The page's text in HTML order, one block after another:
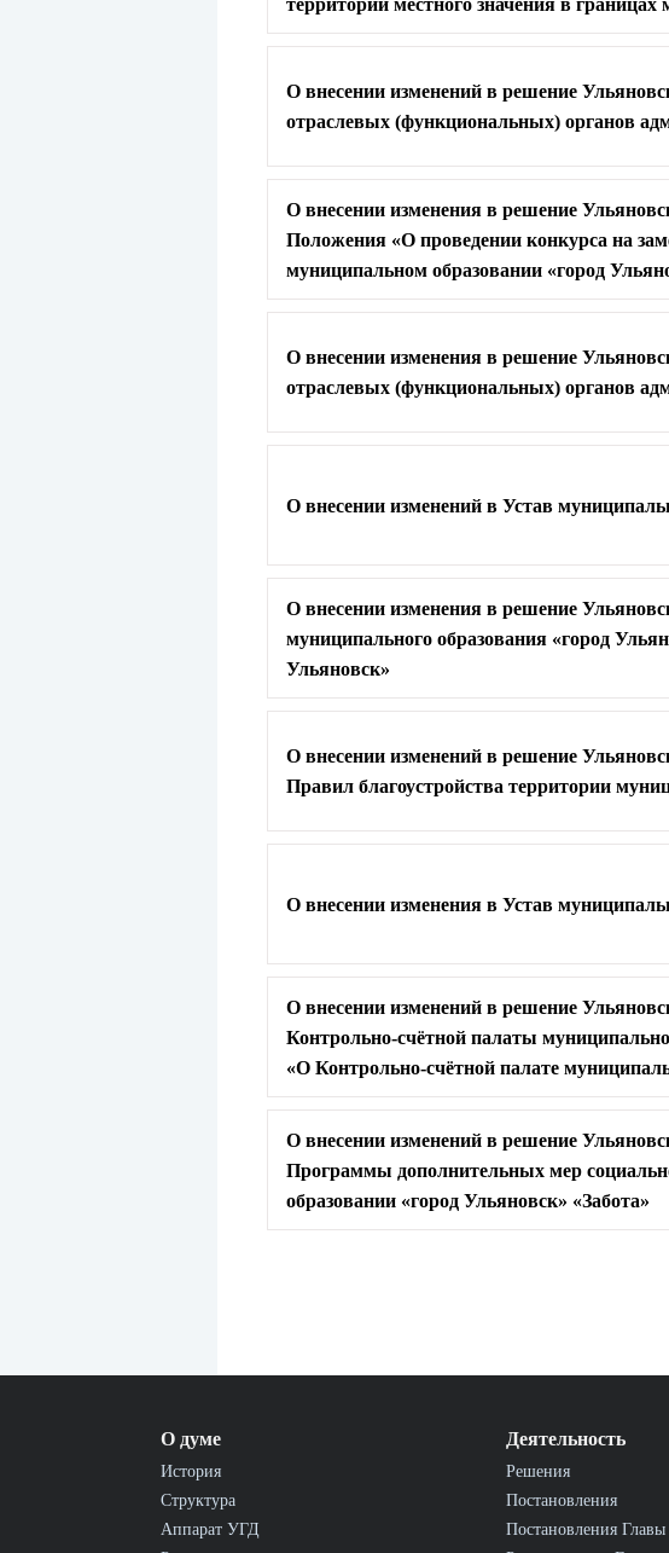
О внесении изменений в решение
отраслевых (функциональных) органов
О внесении изменения в решение
Положения «О проведении конкурса на
муниципальном образовании «город
О внесении изменения в решение
отраслевых (функциональных) органов
О внесении изменений в Устав
О внесении изменения в решение
муниципального образования «город
Ульяновск»
О внесении изменений в решение
Правил благоустройства территории
О внесении изменения в Устав
О внесении изменений в решение
Контрольно-счётной палаты
«О Контрольно-счётной палате
О внесении изменений в решение
Программы дополнительных мер
образовании «город Ульяновск» «Забота»
О думе
История
Структура
Аппарат УГД
Деятельность
Решения
Постановления
Постановления Главы